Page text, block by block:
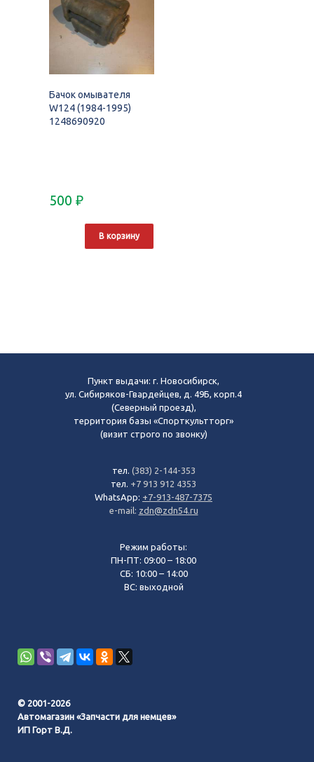
Бачок омывателя
W124 (1984-1995)
1248690920
500 ₽
В корзину
Пункт выдачи: г. Новосибирск,
ул. Сибиряков-Гвардейцев, д. 49Б, корп.4
(Северный проезд),
территория базы «Спорткультторг»
(визит строго по звонку)
тел. (383) 2-144-353
тел. +7 913 912 4353
WhatsApp: +7-913-487-7375
e-mail: zdn@zdn54.ru
Режим работы:
ПН-ПТ: 09:00 – 18:00
СБ: 10:00 – 14:00
ВС: выходной
© 2001-2026
Автомагазин «Запчасти для немцев»
ИП Горт В.Д.